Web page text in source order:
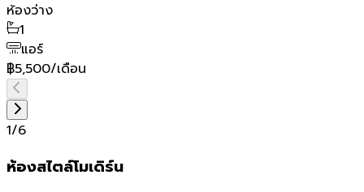
ห้องว่าง
1
แอร์
฿5,500/เดือน
1/6
ห้องสไตล์โมเดิร์น